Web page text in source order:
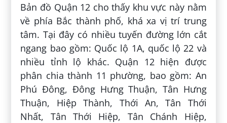
Bản đồ Quận 12 cho thấy khu vực này nằm
về phía Bắc thành phố, khá xa vị trí trung
tâm. Tại đây có nhiều tuyến đường lớn cắt
ngang bao gồm: Quốc lộ 1A, quốc lộ 22 và
nhiều tỉnh lộ khác. Quận 12 hiện được
phân chia thành 11 phường, bao gồm: An
Phú Đông, Đông Hưng Thuận, Tân Hưng
Thuận, Hiệp Thành, Thới An, Tân Thới
Nhất, Tân Thới Hiệp, Tân Chánh Hiệp,